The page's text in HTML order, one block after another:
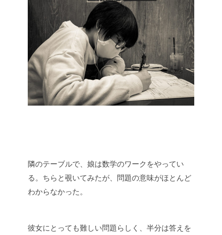
隣のテーブルで、娘は数学のワークをやってい
る。ちらと覗いてみたが、問題の意味がほとんど
わからなかった。
彼女にとっても難しい問題らしく、半分は答えを